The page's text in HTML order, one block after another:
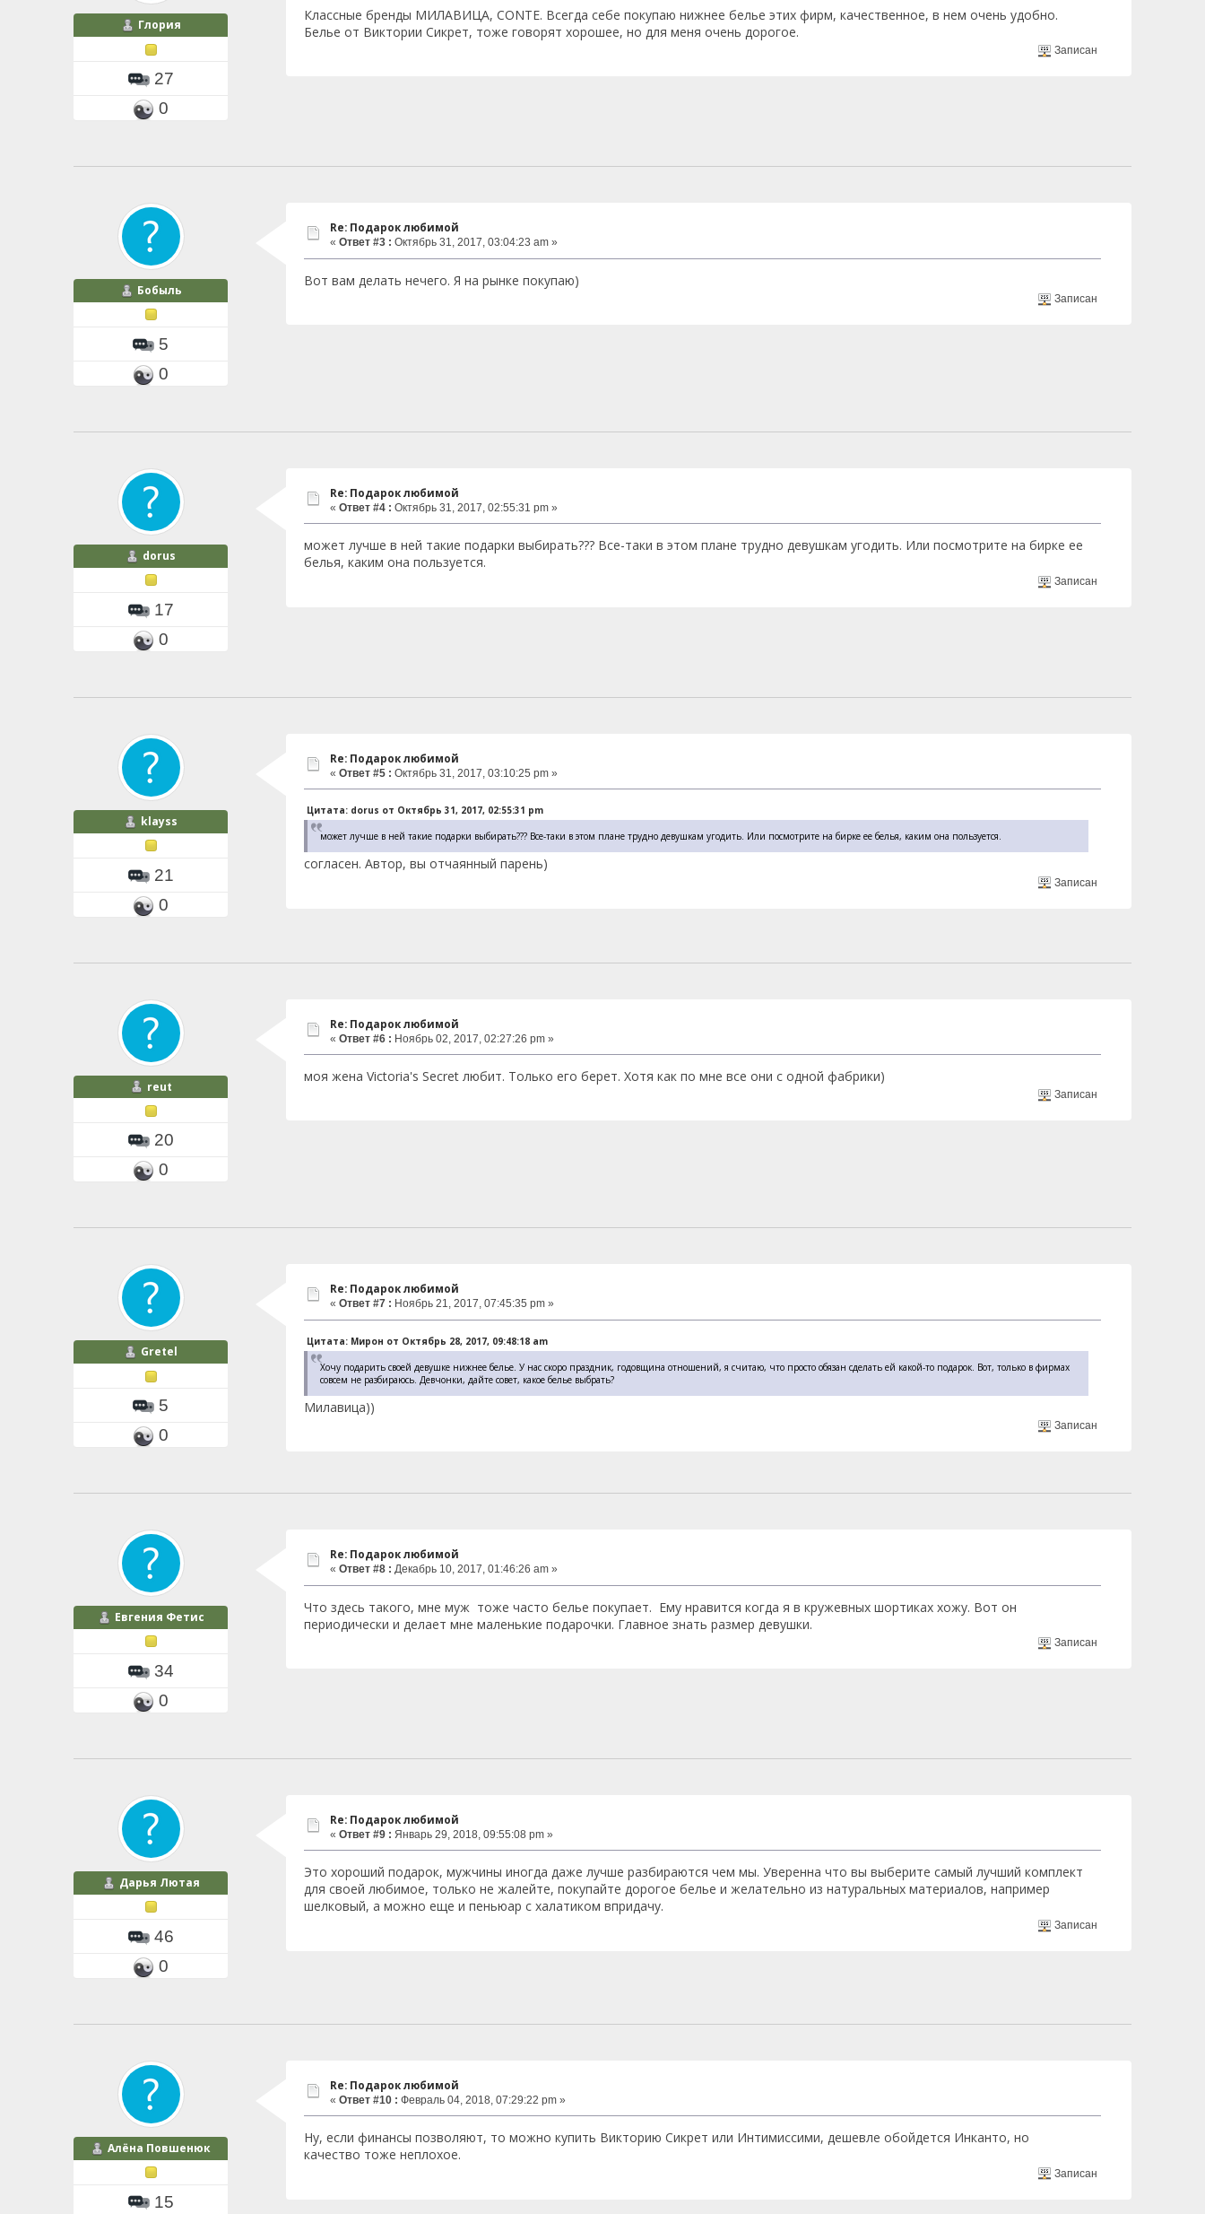
Глория
27
0
Классные бренды МИЛАВИЦА, CONTE. Всегда себе покупаю нижнее белье этих фирм, качественное, в нем очень удобно.
Белье от Виктории Сикрет, тоже говорят хорошее, но для меня очень дорогое.
Записан
Бобыль
5
0
Re: Подарок любимой
« Ответ #3 : Октябрь 31, 2017, 03:04:23 am »
Вот вам делать нечего. Я на рынке покупаю)
Записан
dorus
17
0
Re: Подарок любимой
« Ответ #4 : Октябрь 31, 2017, 02:55:31 pm »
может лучше в ней такие подарки выбирать??? Все-таки в этом плане трудно девушкам угодить. Или посмотрите на бирке ее
белья, каким она пользуется.
Записан
klayss
21
0
Re: Подарок любимой
« Ответ #5 : Октябрь 31, 2017, 03:10:25 pm »
Цитата: dorus от Октябрь 31, 2017, 02:55:31 pm
может лучше в ней такие подарки выбирать??? Все-таки в этом плане трудно девушкам угодить. Или посмотрите на бирке ее белья, каким она пользуется.
согласен. Автор, вы отчаянный парень)
Записан
reut
20
0
Re: Подарок любимой
« Ответ #6 : Ноябрь 02, 2017, 02:27:26 pm »
моя жена Victoria's Secret любит. Только его берет. Хотя как по мне все они с одной фабрики)
Записан
Gretel
5
0
Re: Подарок любимой
« Ответ #7 : Ноябрь 21, 2017, 07:45:35 pm »
Цитата: Мирон от Октябрь 28, 2017, 09:48:18 am
Хочу подарить своей девушке нижнее белье. У нас скоро праздник, годовщина отношений, я считаю, что просто обязан сделать ей какой-то подарок. Вот, только в фирмах
совсем не разбираюсь. Девчонки, дайте совет, какое белье выбрать?
Милавица))
Записан
Евгения Фетис
34
0
Re: Подарок любимой
« Ответ #8 : Декабрь 10, 2017, 01:46:26 am »
Что здесь такого, мне муж тоже часто белье покупает. Ему нравится когда я в кружевных шортиках хожу. Вот он
периодически и делает мне маленькие подарочки. Главное знать размер девушки.
Записан
Дарья Лютая
46
0
Re: Подарок любимой
« Ответ #9 : Январь 29, 2018, 09:55:08 pm »
Это хороший подарок, мужчины иногда даже лучше разбираются чем мы. Уверенна что вы выберите самый лучший комплект
для своей любимое, только не жалейте, покупайте дорогое белье и желательно из натуральных материалов, например
шелковый, а можно еще и пеньюар с халатиком впридачу.
Записан
Алёна Повшенюк
15
Re: Подарок любимой
« Ответ #10 : Февраль 04, 2018, 07:29:22 pm »
Ну, если финансы позволяют, то можно купить Викторию Сикрет или Интимиссими, дешевле обойдется Инканто, но
качество тоже неплохое.
Записан